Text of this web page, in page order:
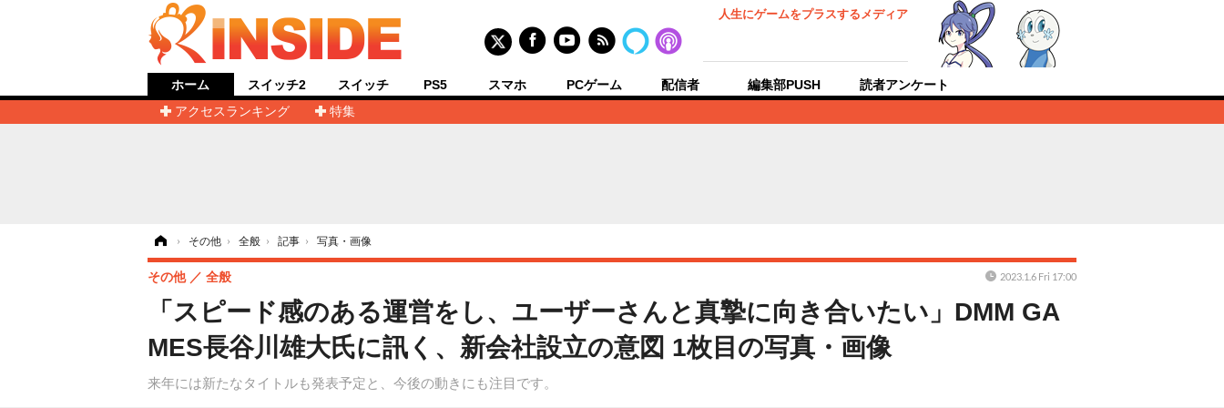
人生にゲームをプラスするメディア
ホーム
アクセスランキング
特集
スイッチ2 スイッチ PS5 スマホ PCゲーム 配信者 編集部PUSH 読者アンケート
› その他 › 全般 › 記事 › 写真・画像
「スピード感のある運営をし、ユーザーさんと真摯に向き合いたい」DMM GA
MES長谷川雄大氏に訊く、新会社設立の意図 1枚目の写真・画像
来年には新たなタイトルも発表予定と、今後の動きにも注目です。
その他 全般 2023.1.6 Fri 17:00